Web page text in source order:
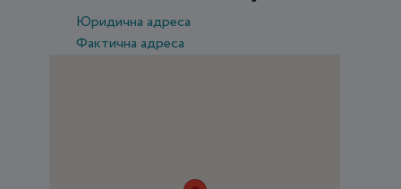
Юридична адреса
Фактична адреса